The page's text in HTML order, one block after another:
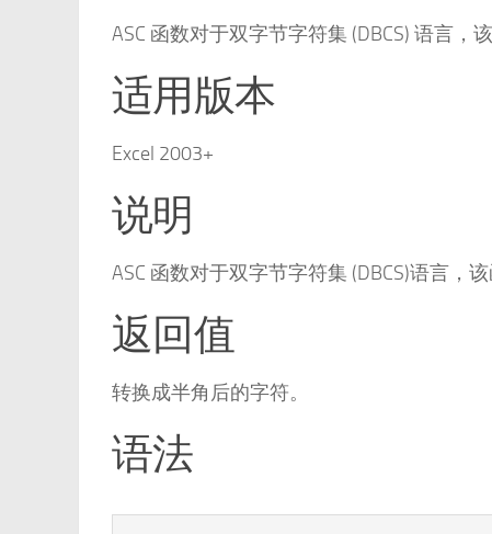
ASC 函数对于双字节字符集 (DBCS) 语言
适用版本
Excel 2003+
说明
ASC 函数对于双字节字符集 (DBCS)语言，
返回值
转换成半角后的字符。
语法